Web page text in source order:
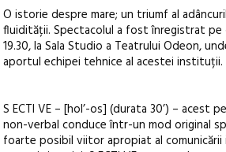
O istorie despre mare; un triumf al
fluidității. Spectacolul a fost înregistrat pe
19.30, la Sala Studio a Teatrului Odeon,
aportul echipei tehnice al acestei instituții.
S ECTI VE – [hol’-os] (durata 30’) – acest
non-verbal conduce într-un mod original
foarte posibil viitor apropiat al comunicării